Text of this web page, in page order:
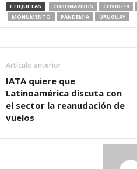
ETIQUETAS CORONAVIRUS COVID-19
MONUMENTO
PANDEMIA URUGUAY
Artículo anterior
IATA quiere que
Latinoamérica discuta con
el sector la reanudación de
vuelos